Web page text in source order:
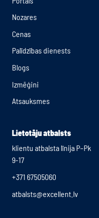
Nozares
Cenas
Palīdzības dienests
Blogs
Izmēģini
Atsauksmes
Lietotāju atbalsts
klientu atbalsta līnija P–Pk
9-17
+371 67505060
atbalsts@excellent.lv